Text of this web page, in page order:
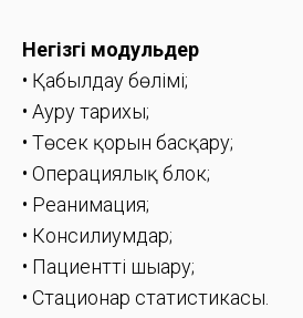
Негізгі модульдер
• Қабылдау бөлімі;
• Ауру тарихы;
• Төсек қорын басқару;
• Операциялық блок;
• Реанимация;
• Консилиумдар;
• Пациентті шығару;
• Стационар статистикасы.